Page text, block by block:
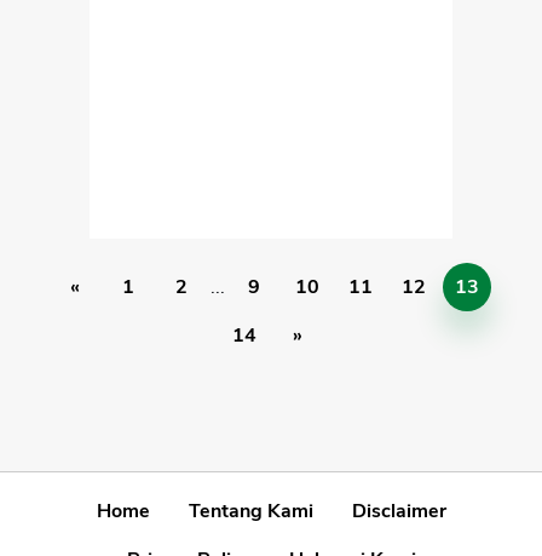
« 1 2 ... 9 10 11 12
13
14
»
Home Tentang Kami
Disclaimer